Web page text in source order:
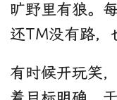
旷野里有狼。
还TM没有路，
有时候开玩笑